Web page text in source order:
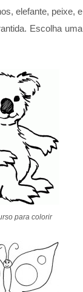
elefante, peixe, e
Escolha uma
para colorir